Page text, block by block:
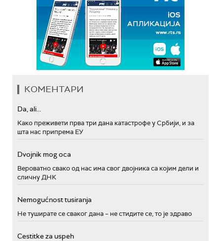
КОМЕНТАРИ
Da, ali...
Како преживети прва три дана катастрофе у Србији, и за
шта нас припрема ЕУ
Dvojnik mog oca
Вероватно свако од нас има свог двојника са којим дели и
сличну ДНК
Nemogućnost tusiranja
Не туширате се сваког дана – не стидите се, то је здраво
Cestitke za uspeh